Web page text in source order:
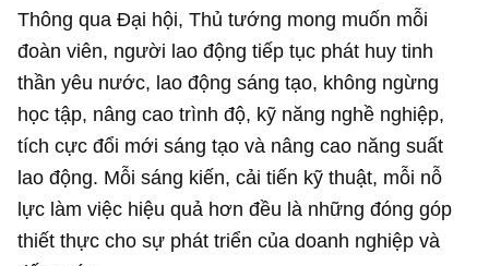
Thông qua Đại hội, Thủ tướng mong muốn mỗi
đoàn viên, người lao động tiếp tục phát huy tinh
thần yêu nước, lao động sáng tạo, không ngừng
học tập, nâng cao trình độ, kỹ năng nghề nghiệp,
tích cực đổi mới sáng tạo và nâng cao năng suất
lao động. Mỗi sáng kiến, cải tiến kỹ thuật, mỗi nỗ
lực làm việc hiệu quả hơn đều là những đóng góp
thiết thực cho sự phát triển của doanh nghiệp và